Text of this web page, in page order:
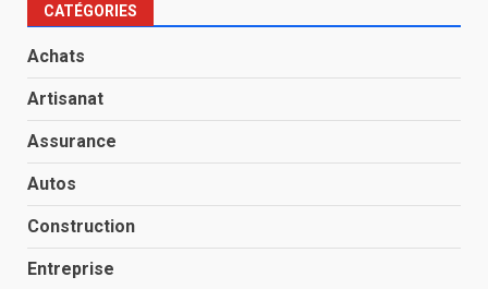
CATÉGORIES
Achats
Artisanat
Assurance
Autos
Construction
Entreprise